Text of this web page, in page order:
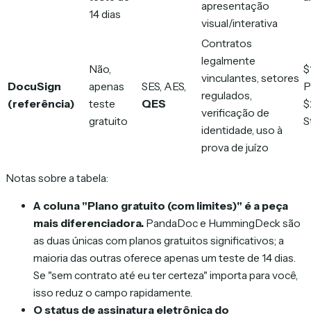
14 dias
apresentação
visual/interativa
DocuSign
(referência)
Não,
apenas
teste
gratuito
SES, AES,
QES
Contratos
legalmente
vinculantes, setores
regulados,
verificação de
identidade, uso à
prova de juízo
Notas sobre a tabela:
A coluna "Plano gratuito (com limites)" é a peça
mais diferenciadora. PandaDoc e HummingDeck são
as duas únicas com planos gratuitos significativos; a
maioria das outras oferece apenas um teste de 14 dias.
Se "sem contrato até eu ter certeza" importa para você,
isso reduz o campo rapidamente.
O status de assinatura eletrônica do